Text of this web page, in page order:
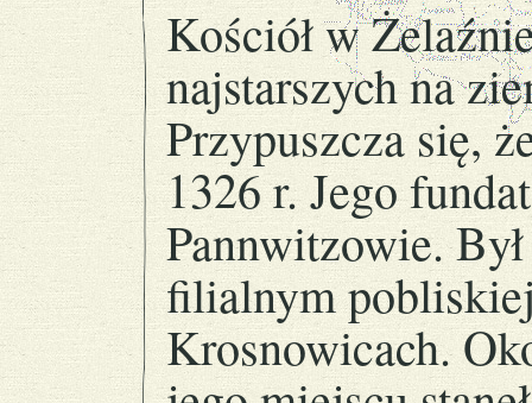
Kościół w
najstarszych na
Przypuszcza się,
1326 r. Jego
Pannwitzowie.
filialnym
Krosnowicach.